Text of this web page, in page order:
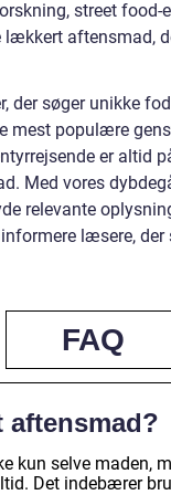
street
lækkert aftensmad,
der søger unikke
mest populære
er altid
Med vores
relevante
læsere, der
FAQ
kun selve maden,
Det indebærer